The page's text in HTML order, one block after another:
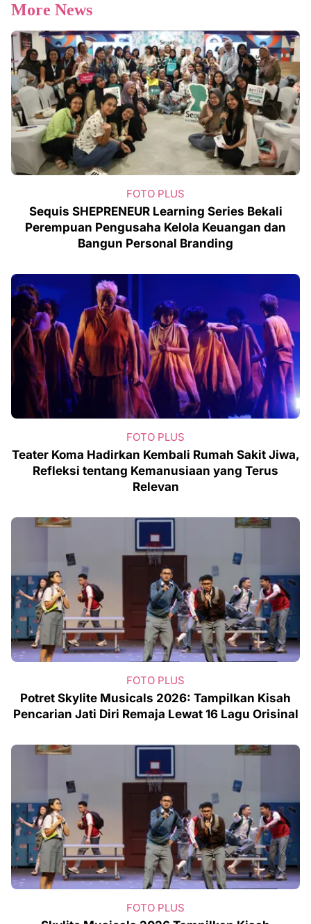
More News
FOTO PLUS
Sequis SHEPRENEUR Learning Series Bekali
Perempuan Pengusaha Kelola Keuangan dan
Bangun Personal Branding
FOTO PLUS
Teater Koma Hadirkan Kembali Rumah Sakit Jiwa,
Refleksi tentang Kemanusiaan yang Terus
Relevan
FOTO PLUS
Potret Skylite Musicals 2026: Tampilkan Kisah
Pencarian Jati Diri Remaja Lewat 16 Lagu Orisinal
FOTO PLUS